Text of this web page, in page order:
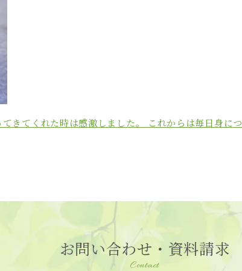
きてくれた時は感激しました。 これからは毎日身に
お問い合わせ・資料請求
Contact